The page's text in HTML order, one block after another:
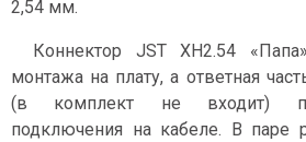
2,54 мм.
Коннектор JST XH2.54
монтажа на плату, а ответная
(в комплект не входит)
подключения на кабеле. В паре